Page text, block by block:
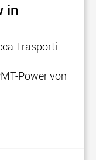
in
Trasporti
Power von